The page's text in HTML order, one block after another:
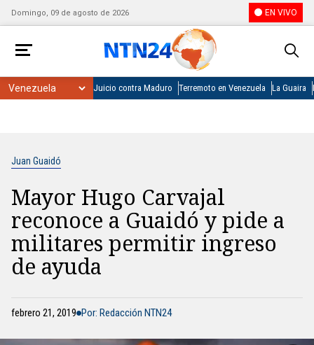
Domingo, 09 de agosto de 2026 EN VIVO
Juicio contra Maduro Terremoto en Venezuela La Guaira
Juan Guaidó
Mayor Hugo Carvajal
reconoce a Guaidó y pide a
militares permitir ingreso
de ayuda
febrero 21, 2019 Por: Redacción NTN24